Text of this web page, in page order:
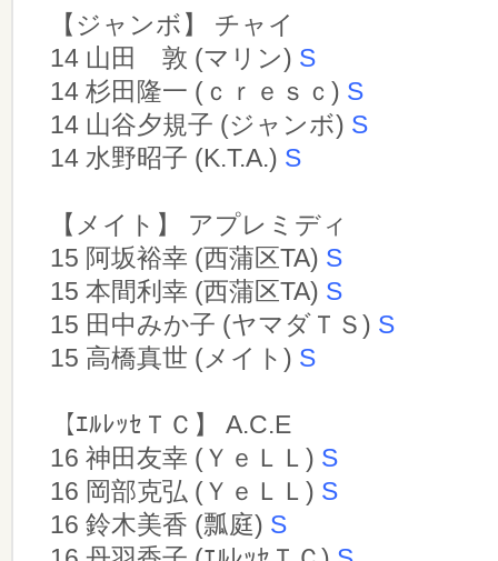
【ジャンボ】 チャイ
14 山田 敦 (マリン) S
14 杉田隆一 (ｃｒｅｓｃ) S
14 山谷夕規子 (ジャンボ) S
14 水野昭子 (K.T.A.) S
【メイト】 アプレミディ
15 阿坂裕幸 (西蒲区TA) S
15 本間利幸 (西蒲区TA) S
15 田中みか子 (ヤマダＴＳ) S
15 高橋真世 (メイト) S
【ｴﾙﾚｯｾＴＣ】 A.C.E
16 神田友幸 (ＹｅＬＬ) S
16 岡部克弘 (ＹｅＬＬ) S
16 鈴木美香 (瓢庭) S